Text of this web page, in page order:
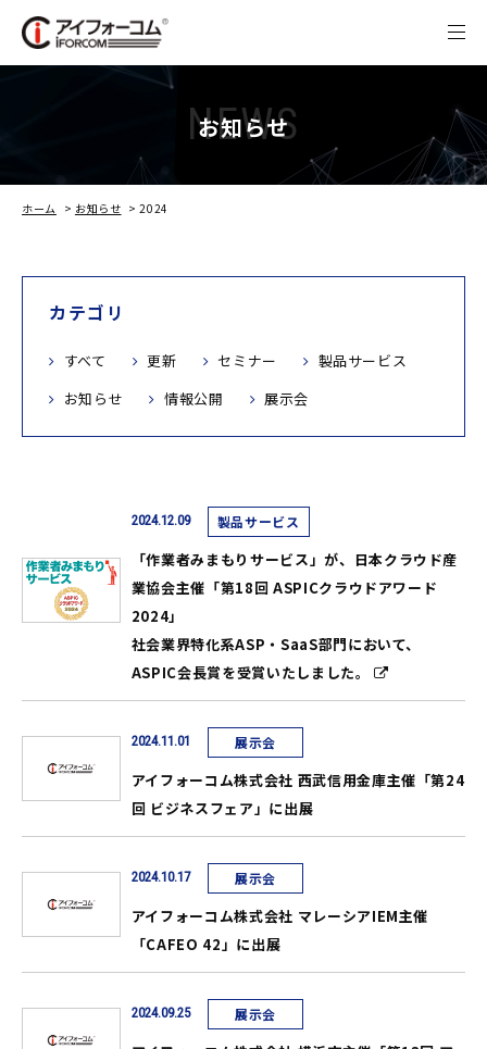
NEWS
お知らせ
ホーム > お知らせ >2024
カテゴリ
すべて 更新 セミナー
製品サービス
お知らせ
情報公開 展示会
2024.12.09 製品サービス
「作業者みまもりサービス」が、日本クラウド産
業協会主催「第18回 ASPICクラウドアワード
2024」
社会業界特化系ASP・SaaS部門において、
ASPIC会長賞を受賞いたしました。
2024.11.01 展示会
アイフォーコム株式会社 西武信用金庫主催「第24
回 ビジネスフェア」に出展
2024.10.17 展示会
アイフォーコム株式会社 マレーシアIEM主催
「CAFEO 42」に出展
2024.09.25 展示会